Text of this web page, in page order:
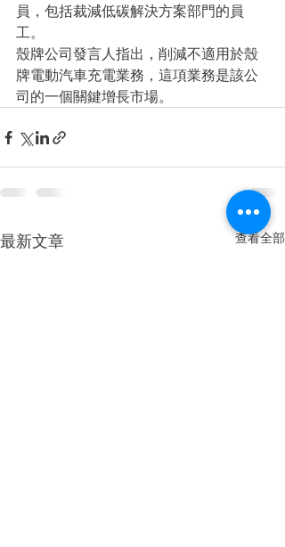
員，包括裁減低碳解決方案部門的員
工。
殼牌公司發言人指出，削減不適用於殼
牌電動汽車充電業務，這項業務是該公
司的一個關鍵增長市場。
最新文章 查看全部